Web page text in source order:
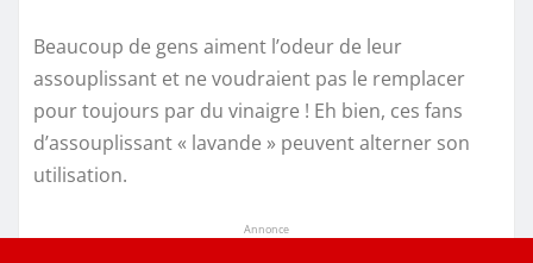
Beaucoup de gens aiment l’odeur de leur
assouplissant et ne voudraient pas le remplacer
pour toujours par du vinaigre ! Eh bien, ces fans
d’assouplissant « lavande » peuvent alterner son
utilisation.
Annonce